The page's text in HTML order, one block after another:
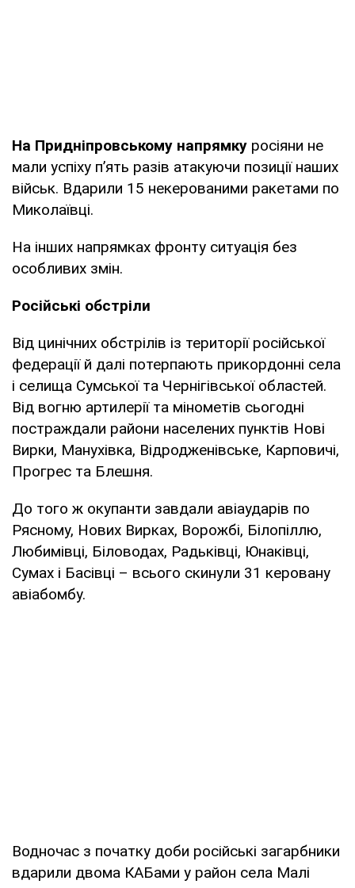
На Придніпровському напрямку росіяни не
мали успіху п’ять разів атакуючи позиції наших
військ. Вдарили 15 некерованими ракетами по
Миколаївці.
На інших напрямках фронту ситуація без
особливих змін.
Російські обстріли
Від цинічних обстрілів із території російської
федерації й далі потерпають прикордонні села
і селища Сумської та Чернігівської областей.
Від вогню артилерії та мінометів сьогодні
постраждали райони населених пунктів Нові
Вирки, Манухівка, Відродженівське, Карповичі,
Прогрес та Блешня.
До того ж окупанти завдали авіаударів по
Рясному, Нових Вирках, Ворожбі, Білопіллю,
Любимівці, Біловодах, Радьківці, Юнаківці,
Сумах і Басівці – всього скинули 31 керовану
авіабомбу.
Водночас з початку доби російські загарбники
вдарили двома КАБами у район села Малі